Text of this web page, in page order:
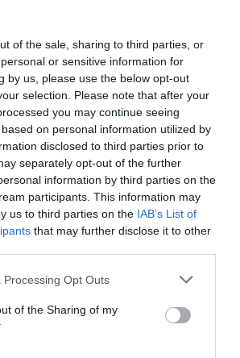
of the sale, sharing to third parties, or
or sensitive information for
by us, please use the below opt-out
selection. Please note that after your
you may continue seeing
on personal information utilized by
disclosed to third parties prior to
separately opt-out of the further
information by third parties on the
participants. This information may
us to third parties on the IAB’s List of
that may further disclose it to other
website/app uses one or more Google
or usage behaviour. You may click to
to Google and its third-party tags to
specified purposes in below Google
Processing Opt Outs
of the Sharing of my
του Διαστήματος”: Η
στη Γη οι δύο
άρχισε τον Ιούνιο του 2024